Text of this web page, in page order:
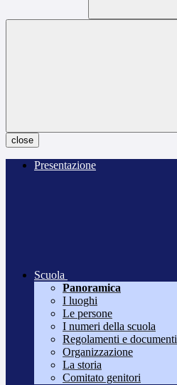
close
Presentazione
Scuola
Panoramica
I luoghi
Le persone
I numeri della scuola
Regolamenti e documenti
Organizzazione
La storia
Comitato genitori